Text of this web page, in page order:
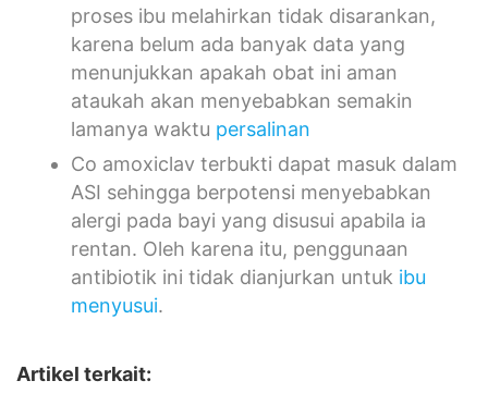
proses ibu melahirkan tidak disarankan,
karena belum ada banyak data yang
menunjukkan apakah obat ini aman
ataukah akan menyebabkan semakin
lamanya waktu persalinan
Co amoxiclav terbukti dapat masuk dalam
ASI sehingga berpotensi menyebabkan
alergi pada bayi yang disusui apabila ia
rentan. Oleh karena itu, penggunaan
antibiotik ini tidak dianjurkan untuk ibu
menyusui.
Artikel terkait: